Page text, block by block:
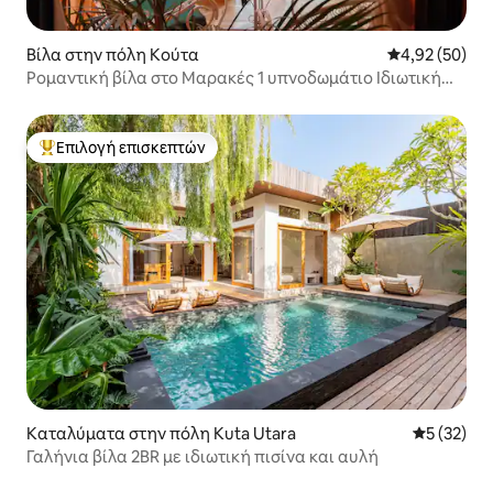
Βίλα στην πόλη Κούτα Μέση
4,92 (50)
Ρομαντική βίλα στο Μαρακές 1 υπνοδωμάτιο Ιδιωτική
Κορυφαία επιλογή επισκεπτών
Επιλογή επισκεπτών
Καταλύματα στην πόλη Kuta Utara Μέση
5 (32)
Γαλήνια βίλα 2BR με ιδιωτική πισίνα και αυλή